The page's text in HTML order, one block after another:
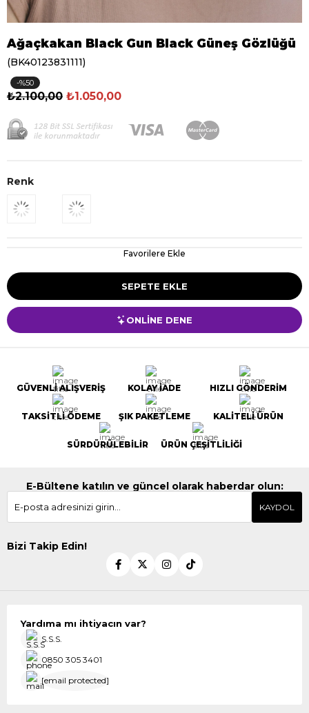
Ağaçkakan Black Gun Black Güneş Gözlüğü
(BK40123831111)
50
₺2.100,00 ₺1.050,00
Renk
Favorilere Ekle
ONLİNE DENE
GÜVENLİ ALIŞVERİŞ KOLAY İADE HIZLI GÖNDERİM
TAKSİTLİ ÖDEME ŞIK PAKETLEME KALİTELİ ÜRÜN
SÜRDÜRÜLEBİLİR ÜRÜN ÇEŞİTLİLİĞİ
E-Bültene katılın ve güncel olarak haberdar olun:
KAYDOL
Bizi Takip Edin!
Yardıma mı ihtiyacın var?
S.S.S.
0850 305 3401
[email protected]